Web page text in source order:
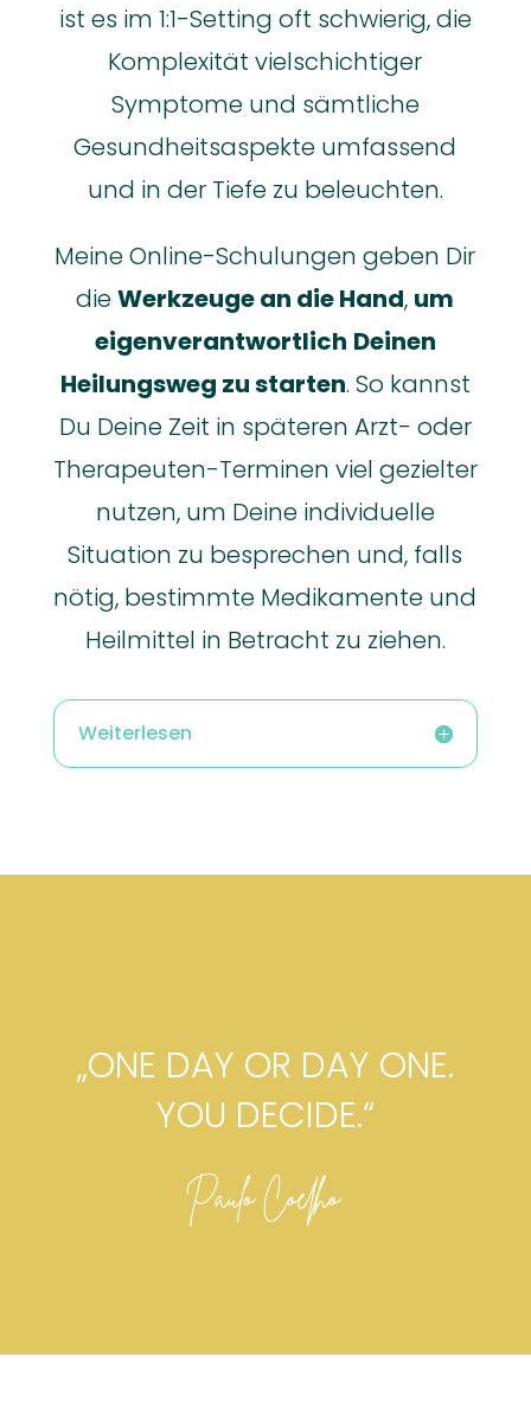
ist es im 1:1-Setting oft schwierig, die
Komplexität vielschichtiger
Symptome und sämtliche
Gesundheitsaspekte umfassend
und in der Tiefe zu beleuchten.
Meine Online-Schulungen geben Dir
dieWerkzeuge an die Hand, um
eigenverantwortlich Deinen
Heilungsweg zu starten. So kannst
Du Deine Zeit in späteren Arzt- oder
Therapeuten-Terminen viel gezielter
nutzen, um Deine individuelle
Situation zu besprechen und, falls
nötig, bestimmte Medikamente und
Heilmittel in Betracht zu ziehen.
Weiterlesen
„ONE DAY OR DAY ONE.
YOU DECIDE.“
Paulo Coelho